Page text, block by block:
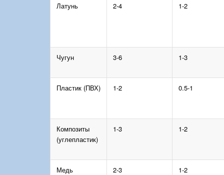
Латунь 2-4 1-2
Чугун 3-6 1-3
Пластик (ПВХ) 1-2 0.5-1
Композиты
(углепластик)
1-3 1-2
Медь 2-3 1-2